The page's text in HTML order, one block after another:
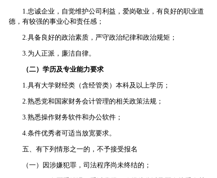
1.忠诚企业，自觉维护公司利益，爱岗敬业，有良好的职业道
德，有较强的事业心和责任感；
2.具备良好的政治素质，严守政治纪律和政治规矩；
3.为人正派，廉洁自律。
（二）学历及专业能力要求
1.具有大学财经类（含经管类）本科及以上学历；
2.熟悉党和国家财务会计管理的相关政策法规；
3.熟悉操作财务软件和办公软件；
4.条件优秀者可适当放宽要求。
五、有下列情形之一的，不予接受报名
（一）因涉嫌犯罪，司法程序尚未终结的；